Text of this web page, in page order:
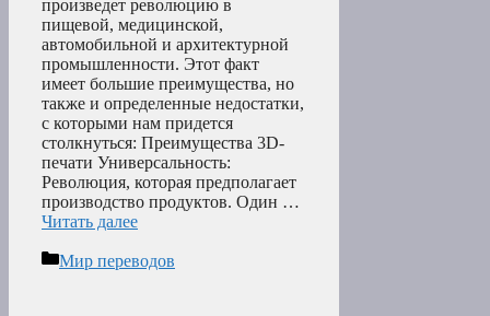
произведет революцию в
пищевой, медицинской,
автомобильной и архитектурной
промышленности. Этот факт
имеет большие преимущества, но
также и определенные недостатки,
с которыми нам придется
столкнуться: Преимущества 3D-
печати Универсальность:
Революция, которая предполагает
производство продуктов. Один …
Читать далее
Рубрики
Мир переводов